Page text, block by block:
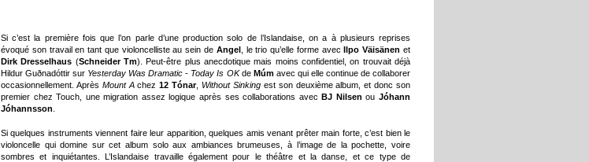
Si c’est la première fois que l’on parle d’une production solo de l’Islandaise, on a à plusieurs reprises
évoqué son travail en tant que violoncelliste au sein de Angel, le trio qu’elle forme avecIlpo Väisänen et
Dirk Dresselhaus (Schneider Tm). Peut-être plus anecdotique mais moins confidentiel, on trouvait déjà
Hildur Guðnadóttir sur Yesterday Was Dramatic - Today Is OKde Múmavec qui elle continue de collaborer
occasionnellement. Après Mount Achez12 Tónar, Without Sinkingest son deuxième album, et donc son
premier chez Touch, une migration assez logique après ses collaborations avecBJ Nilsen ouJóhann
Jóhannsson
Si quelques instruments viennent faire leur apparition, quelques amis venant prêter main forte, c’est bien le
violoncelle qui domine sur cet album solo aux ambiances brumeuses, à l’image de la pochette, voire
sombres et inquiétantes. L’Islandaise travaille également pour le théâtre et la danse, et ce type de